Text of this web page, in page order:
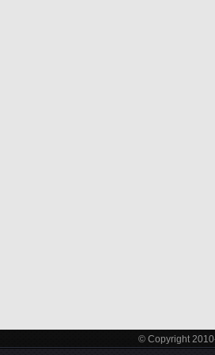
© Copyright